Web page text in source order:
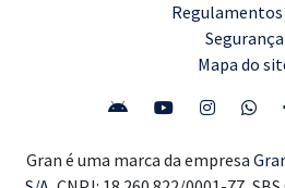
Regulamentos
Segurança
Mapa do
Gran é uma marca da empresa